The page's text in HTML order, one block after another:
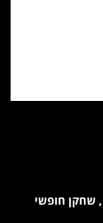
, שחקן חופשי